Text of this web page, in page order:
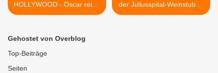
HOLLYWOOD - Oscar reifer
Jubiläumsabend der
Veitshöchheimer
Gewerbegebiet mit Glitzer,
Glamour und viel Gefühl
der Juliusspital-Weinstuben
erbringt 1200 Euro für
Gehostet von Overblog
Top-Beiträge
Seiten